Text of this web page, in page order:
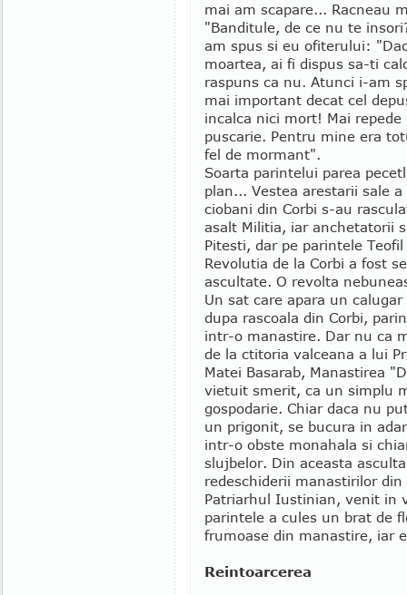
mai am scapare... Racneau
"Banditule, de ce nu te
am spus si eu ofiterului:
moartea, ai fi dispus sa-ti
raspuns ca nu. Atunci i-am
mai important decat cel
incalca nici mort! Mai
puscarie. Pentru mine era
fel de mormant".
Soarta parintelui parea
plan... Vestea arestarii sale
ciobani din Corbi s-au
asalt Militia, iar anchetatorii
Pitesti, dar pe parintele
Revolutia de la Corbi a fost
ascultate. O revolta
Un sat care apara un
dupa rascoala din Corbi,
intr-o manastire. Dar nu ca
de la ctitoria valceana a lui
Matei Basarab, Manastirea
vietuit smerit, ca un simplu
gospodarie. Chiar daca nu
un prigonit, se bucura in
intr-o obste monahala si
slujbelor. Din aceasta
redeschiderii manastirilor
Patriarhul Iustinian, venit in
parintele a cules un brat de
frumoase din manastire, iar
Reintoarcerea